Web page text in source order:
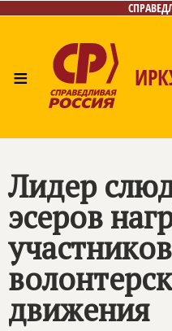
≡
Лидер
эсеров
участников
движения